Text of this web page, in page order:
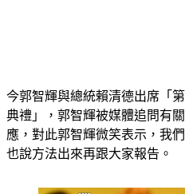
今郭智輝與總統賴清德出席「
典禮」，郭智輝被媒體追問有
應，對此郭智輝微笑表示，我
也說方法出來再跟大家報告。